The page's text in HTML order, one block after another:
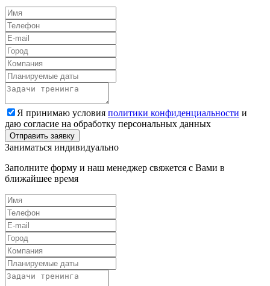
Я принимаю условия политики конфиденциальности и
даю согласие на обработку персональных данных
Заниматься индивидуально
Заполните форму и наш менеджер свяжется с Вами в
ближайшее время